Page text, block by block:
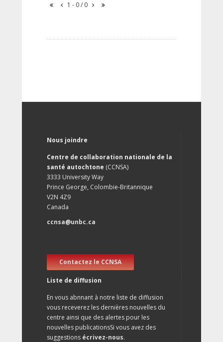
1 - 0 / 0
Nous joindre
Centre de collaboration nationale de la
santé autochtone (CCNSA)
3333 University Way
Prince George, Colombie-Britannique
V2N 4Z9
Canada
ccnsa@unbc.ca
Contactez le CCNSA
Liste de diffusion
En vous abnnant à notre liste de diffusion
vous receverez les dernières nouvelles du
centre ainsi que des alertes pour les
nouvelles publicationsSi vous avez des
suggestions écrivez-nous.